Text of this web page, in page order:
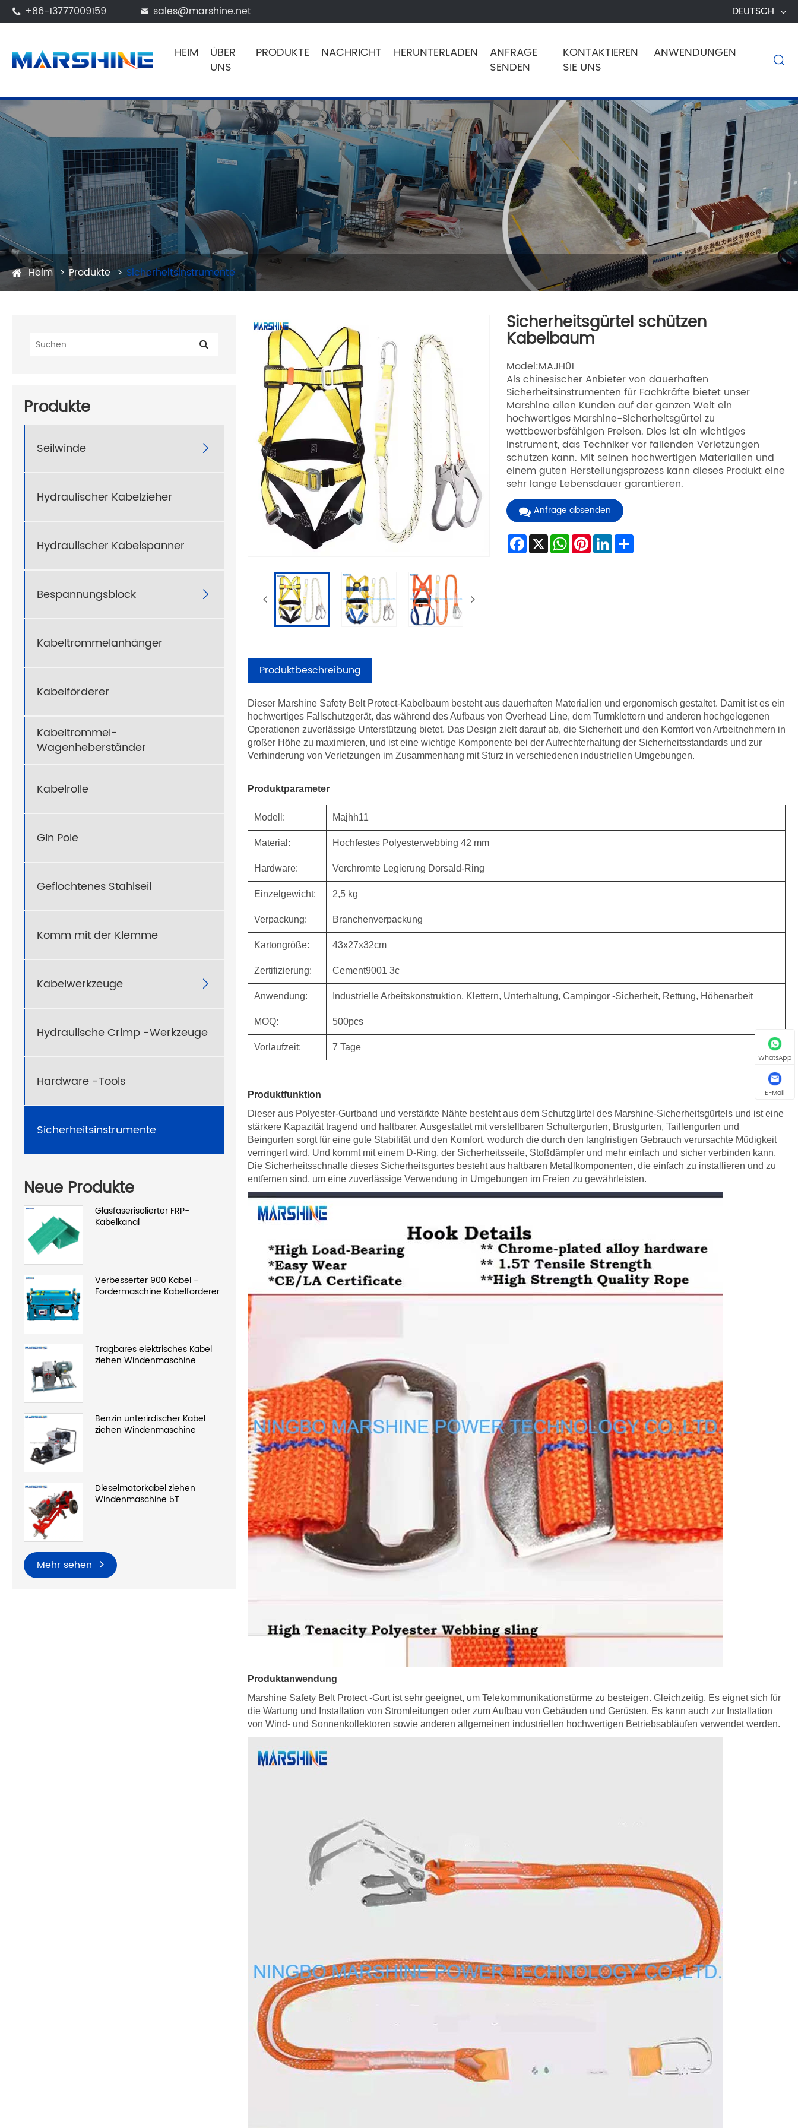
 +86-13777009159  sales@marshine.net DEUTSCH
HEIM
ÜBER
UNS
PRODUKTE NACHRICHT HERUNTERLADEN
ANFRAGE
SENDEN
KONTAKTIEREN
SIE UNS
ANWENDUNGEN 
Heim Produkte Sicherheitsinstrumente
Produkte
Seilwinde 
Hydraulischer Kabelzieher
Hydraulischer Kabelspanner
Bespannungsblock 
Kabeltrommelanhänger
Kabelförderer
Kabeltrommel-
Wagenheberständer
Kabelrolle
Gin Pole
Geflochtenes Stahlseil
Komm mit der Klemme
Kabelwerkzeuge 
Hydraulische Crimp -Werkzeuge
Hardware -Tools
Sicherheitsinstrumente
Neue Produkte
Glasfaserisolierter FRP-
Kabelkanal
Verbesserter 900 Kabel -
Fördermaschine Kabelförderer
Tragbares elektrisches Kabel
ziehen Windenmaschine
Benzin unterirdischer Kabel
ziehen Windenmaschine
Dieselmotorkabel ziehen
Windenmaschine 5T
Mehr sehen
Sicherheitsgürtel schützen
Kabelbaum
Model:MAJH01
Als chinesischer Anbieter von dauerhaften
Sicherheitsinstrumenten für Fachkräfte bietet unser
Marshine allen Kunden auf der ganzen Welt ein
hochwertiges Marshine-Sicherheitsgürtel zu
wettbewerbsfähigen Preisen. Dies ist ein wichtiges
Instrument, das Techniker vor fallenden Verletzungen
schützen kann. Mit seinen hochwertigen Materialien und
einem guten Herstellungsprozess kann dieses Produkt eine
sehr lange Lebensdauer garantieren.
Anfrage absenden
Facebook
X WhatsApp
Pinterest
LinkedInShare
Produktbeschreibung
Dieser Marshine Safety Belt Protect-Kabelbaum besteht aus dauerhaften Materialien und ergonomisch gestaltet. Damit ist es ein
hochwertiges Fallschutzgerät, das während des Aufbaus von Overhead Line, dem Turmklettern und anderen hochgelegenen
Operationen zuverlässige Unterstützung bietet. Das Design zielt darauf ab, die Sicherheit und den Komfort von Arbeitnehmern in
großer Höhe zu maximieren, und ist eine wichtige Komponente bei der Aufrechterhaltung der Sicherheitsstandards und zur
Verhinderung von Verletzungen im Zusammenhang mit Sturz in verschiedenen industriellen Umgebungen.
Produktparameter
Modell: Majhh11
Material: Hochfestes Polyesterwebbing 42 mm
Hardware: Verchromte Legierung Dorsald-Ring
Einzelgewicht: 2,5 kg
Verpackung: Branchenverpackung
Kartongröße: 43x27x32cm
Zertifizierung: Cement9001 3c
Anwendung: Industrielle Arbeitskonstruktion, Klettern, Unterhaltung, Campingor -Sicherheit, Rettung, Höhenarbeit
MOQ: 500pcs
Vorlaufzeit: 7 Tage
Produktfunktion
Dieser aus Polyester-Gurtband und verstärkte Nähte besteht aus dem Schutzgürtel des Marshine-Sicherheitsgürtels und ist eine
stärkere Kapazität tragend und haltbarer. Ausgestattet mit verstellbaren Schultergurten, Brustgurten, Taillengurten und
Beingurten sorgt für eine gute Stabilität und den Komfort, wodurch die durch den langfristigen Gebrauch verursachte Müdigkeit
verringert wird. Und kommt mit einem D-Ring, der Sicherheitsseile, Stoßdämpfer und mehr einfach und sicher verbinden kann.
Die Sicherheitsschnalle dieses Sicherheitsgurtes besteht aus haltbaren Metallkomponenten, die einfach zu installieren und zu
entfernen sind, um eine zuverlässige Verwendung in Umgebungen im Freien zu gewährleisten.
Produktanwendung
Marshine Safety Belt Protect -Gurt ist sehr geeignet, um Telekommunikationstürme zu besteigen. Gleichzeitig. Es eignet sich für
die Wartung und Installation von Stromleitungen oder zum Aufbau von Gebäuden und Gerüsten. Es kann auch zur Installation
von Wind- und Sonnenkollektoren sowie anderen allgemeinen industriellen hochwertigen Betriebsabläufen verwendet werden.
WhatsApp
E-Mail